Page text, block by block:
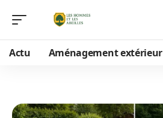
Actu Aménagement extérieur